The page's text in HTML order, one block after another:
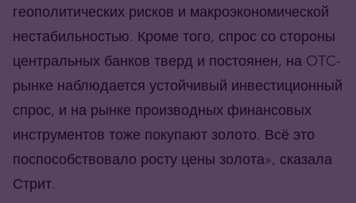
геополитических рисков и макроэкономической
нестабильностью. Кроме того, спрос со стороны
центральных банков тверд и постоянен, на OTC-
рынке наблюдается устойчивый инвестиционный
спрос, и на рынке производных финансовых
инструментов тоже покупают золото. Всё это
поспособствовало росту цены золота», сказала
Стрит.